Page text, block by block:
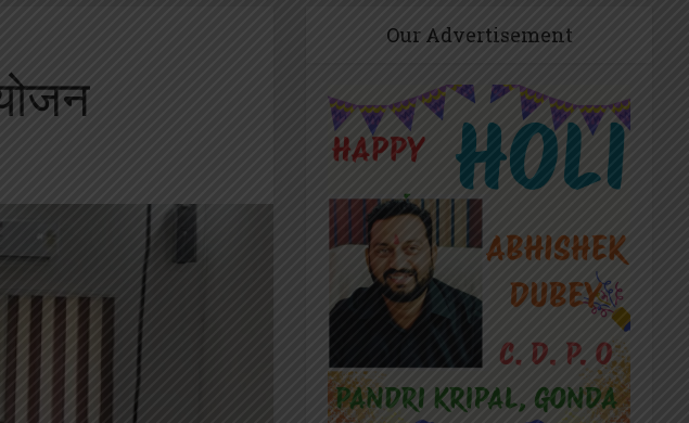
Our Advertisement